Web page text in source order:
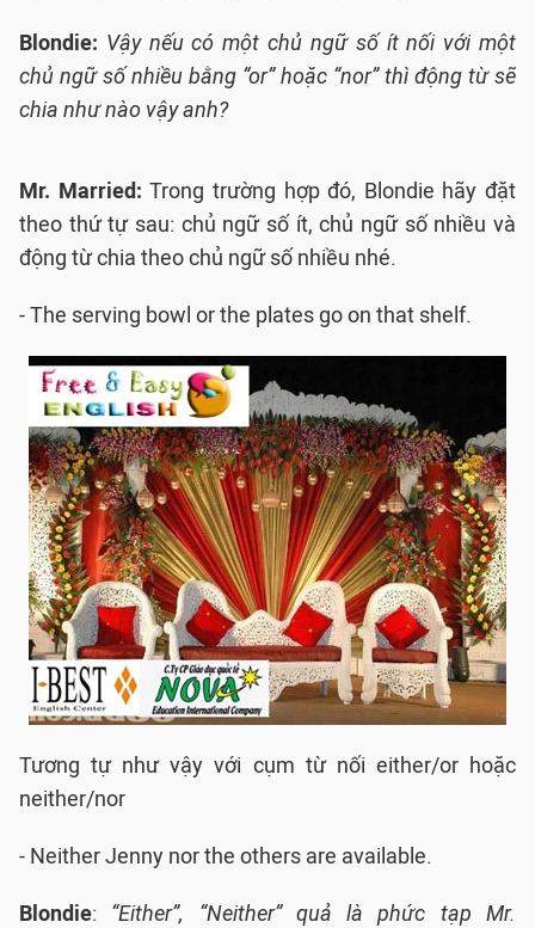
Blondie: Vậy nếu có một chủ ngữ số ít nối với một
chủ ngữ số nhiều bằng “or” hoặc “nor” thì động từ sẽ
chia như nào vậy anh?
Mr. Married:Trong trường hợp đó, Blondie hãy đặt
theo thứ tự sau: chủ ngữ số ít, chủ ngữ số nhiều và
động từ chia theo chủ ngữ số nhiều nhé.
- The serving bowl or the plates go on that shelf.
Tương tự như vậy với cụm từ nối either/or hoặc
neither/nor
- Neither Jenny nor the others are available.
Blondie: “Either”, “Neither” quả là phức tạp Mr.